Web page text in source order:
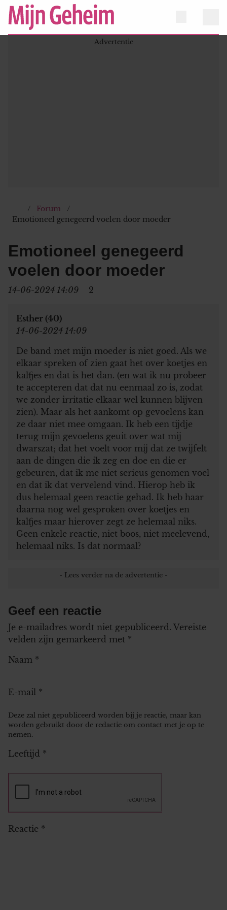
Forum
Emotioneel genegeerd voelen door moeder
Emotioneel genegeerd
voelen door moeder
14-06-2024 14:09 2
Esther (40)
14-06-2024 14:09
De band met mijn moeder is niet goed. Als we
elkaar spreken of zien gaat het over koetjes en
kalfjes en dat is het dan. (en wat ik nu probeer
te accepteren dat dat nu eenmaal zo is, zodat
we zonder irritatie elkaar wel kunnen blijven
zien). Maar als het aankomt op gevoelens kan
ze daar niet mee omgaan. Ik heb een tijdje
terug mijn gevoelens geuit over wat mij
dwarszat; dat het voelt voor mij dat ze twijfelt
aan de dingen die ik zeg en doe en die er
gebeuren, dat ik me niet serieus genomen voel
en dat ik dat vervelend vind. Hierop heb ik
dus helemaal geen reactie gehad. Ik heb haar
daarna nog wel gesproken over koetjes en
kalfjes maar hierover zegt ze helemaal niks.
Geen enkele reactie, niet boos, niet meelevend,
helemaal niks. Is dat normaal?
Geef een reactie
Je e-mailadres wordt niet gepubliceerd. Vereiste
velden zijn gemarkeerd met *
Naam *
E-mail *
Deze zal niet gepubliceerd worden bij je reactie, maar kan
worden gebruikt door de redactie om contact met je op te
nemen.
Leeftijd *
Reactie *